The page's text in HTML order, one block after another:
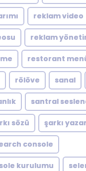
reklam video
reklam
restorant
rölöve sanal
santral
sözü şarkı
console
kurulumu